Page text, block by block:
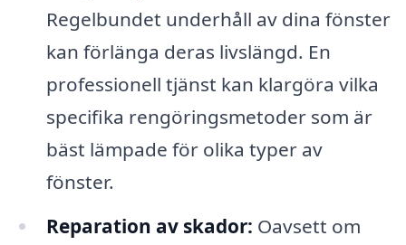
Regelbundet underhåll av dina fönster
kan förlänga deras livslängd. En
professionell tjänst kan klargöra vilka
specifika rengöringsmetoder som är
bäst lämpade för olika typer av
fönster.
Reparation av skador: Oavsett om